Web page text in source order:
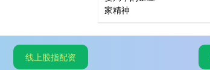
线上股指配资